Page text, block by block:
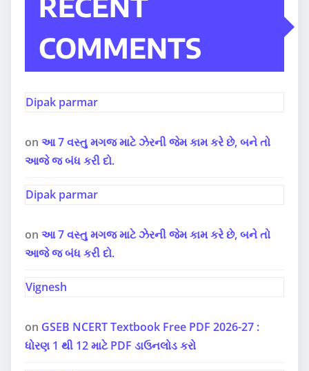
COMMENTS
Dipak parmar
on આ 7 વસ્તુ મગજ માટે ઝેરની જેમ કામ કરે છે, બને તો
આજે જ બંધ કરી દો.
Dipak parmar
on આ 7 વસ્તુ મગજ માટે ઝેરની જેમ કામ કરે છે, બને તો
આજે જ બંધ કરી દો.
Vignesh
on GSEB NCERT Textbook Free PDF 2026-27 :
ધોરણ 1 થી 12 માટે PDF ડાઉનલોડ કરો